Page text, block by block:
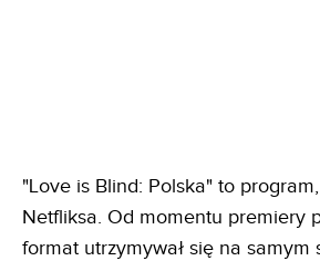
"Love is Blind: Polska" to
Netfliksa. Od momentu premiery
format utrzymywał się na samym